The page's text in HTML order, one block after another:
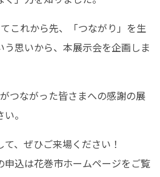
これから先、「つながり」を生
思いから、本展示会を企画しま
つながった皆さまへの感謝の展
。
、ぜひご来場ください！
申込は花巻市ホームページをご覧